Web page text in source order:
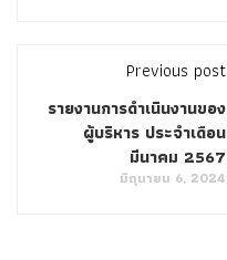
Previous post
รายงานการดำเนินงานของ
ผู้บริหาร ประจำเดือน
มีนาคม 2567
มิถุนายน 6, 2024